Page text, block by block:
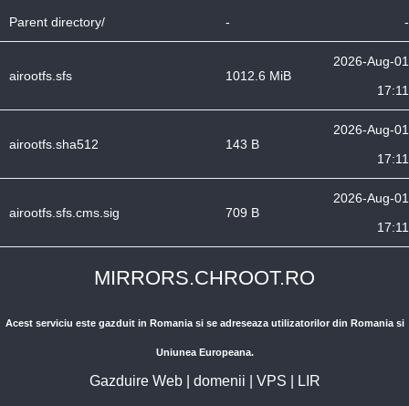
Parent directory/ - -
airootfs.sfs 1012.6 MiB
2026-Aug-01
17:11
airootfs.sha512 143 B
2026-Aug-01
17:11
airootfs.sfs.cms.sig 709 B
2026-Aug-01
17:11
MIRRORS.CHROOT.RO
Acest serviciu este gazduit in Romania si se adreseaza utilizatorilor din Romania si
Uniunea Europeana.
Gazduire Web| domenii VPS LIR